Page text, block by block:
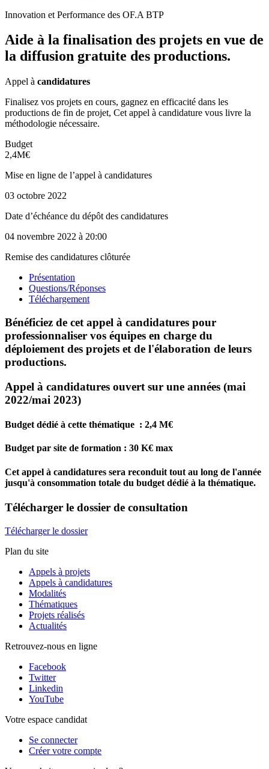
Innovation et Performance des OF.A BTP
Aide à la finalisation des projets en vue de
la diffusion gratuite des productions.
Appel à candidatures
Finalisez vos projets en cours, gagnez en efficacité dans les
productions de fin de projet, Cet appel à candidature vous livre la
méthodologie nécessaire.
Budget
2,4M€
Mise en ligne de l’appel à candidatures
03 octobre 2022
Date d’échéance du dépôt des candidatures
04 novembre 2022 à 20:00
Remise des candidatures clôturée
Présentation
Questions/Réponses
Téléchargement
Bénéficiez de cet appel à candidatures pour
professionnaliser vos équipes en charge du
déploiement des projets et de l'élaboration de leurs
productions.
Appel à candidatures ouvert sur une années (mai
2022/mai 2023)
Budget dédié à cette thématique : 2,4 M€
Budget par site de formation : 30 K€ max
Cet appel à candidatures sera reconduit tout au long de l'année
jusqu'à consommation totale du budget dédié à la thématique.
Télécharger le dossier de consultation
Télécharger le dossier
Plan du site
Appels à projets
Appels à candidatures
Modalités
Thématiques
Projets réalisés
Actualités
Retrouvez-nous en ligne
Facebook
Twitter
Linkedin
YouTube
Votre espace candidat
Se connecter
Créer votre compte